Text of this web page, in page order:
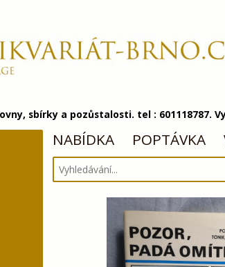
sbírky a pozůstalosti. tel : 601118787.
NABÍDKA POPTÁVKA